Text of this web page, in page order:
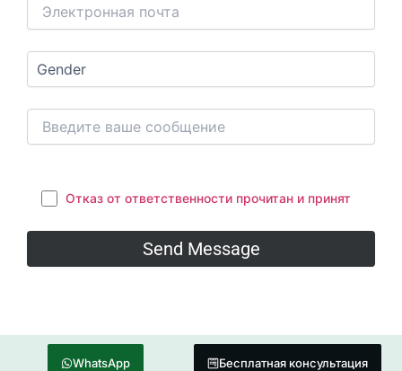
Отказ от ответственности прочитан и принят
WhatsApp Бесплатная консультация